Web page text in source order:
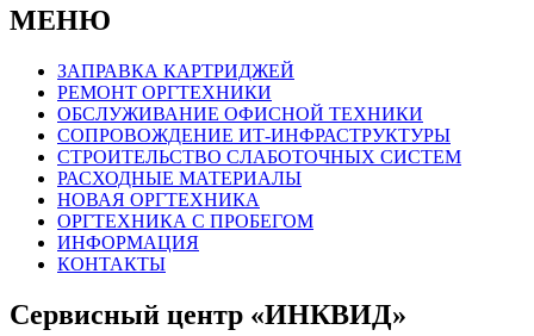
МЕНЮ
ЗАПРАВКА КАРТРИДЖЕЙ
РЕМОНТ ОРГТЕХНИКИ
ОБСЛУЖИВАНИЕ ОФИСНОЙ ТЕХНИКИ
СОПРОВОЖДЕНИЕ ИТ-ИНФРАСТРУКТУРЫ
СТРОИТЕЛЬСТВО СЛАБОТОЧНЫХ СИСТЕМ
РАСХОДНЫЕ МАТЕРИАЛЫ
НОВАЯ ОРГТЕХНИКА
ОРГТЕХНИКА С ПРОБЕГОМ
ИНФОРМАЦИЯ
КОНТАКТЫ
Сервисный центр «ИНКВИД»